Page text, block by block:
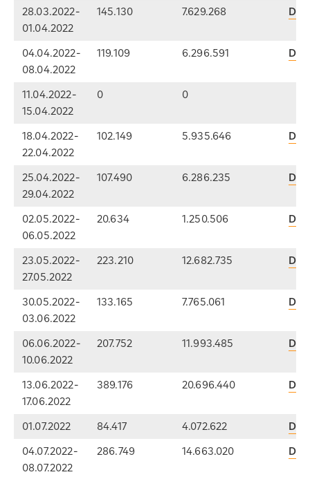
28.03.2022-
01.04.2022
145.130 7.629.268
04.04.2022-
08.04.2022
119.109 6.296.591
11.04.2022-
15.04.2022
0 0
18.04.2022-
22.04.2022
102.149 5.935.646
25.04.2022-
29.04.2022
107.490 6.286.235
02.05.2022-
06.05.2022
20.634 1.250.506
23.05.2022-
27.05.2022
223.210 12.682.735
30.05.2022-
03.06.2022
133.165 7.765.061
06.06.2022-
10.06.2022
207.752 11.993.485
13.06.2022-
17.06.2022
389.176 20.696.440
01.07.2022 84.417 4.072.622
04.07.2022-
08.07.2022
286.749 14.663.020